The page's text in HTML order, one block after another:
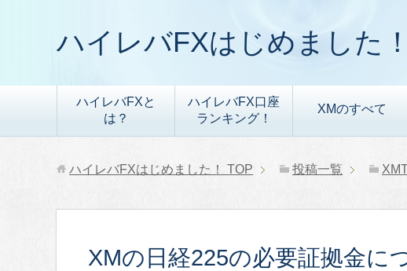
ハイレバFXはじめました！
ハイレバFXと
は？
ハイレバFX口座
ランキング！
XMのすべて
ハイレバFXはじめました！ TOP 投稿一覧
XMの日経225の必要証拠金に